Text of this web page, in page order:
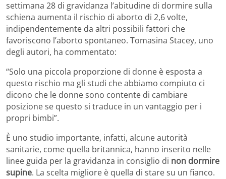
settimana 28 di gravidanza l’abitudine di dormire sulla
schiena aumenta il rischio di aborto di 2,6 volte,
indipendentemente da altri possibili fattori che
favoriscono l’aborto spontaneo. Tomasina Stacey, uno
degli autori, ha commentato:
“Solo una piccola proporzione di donne è esposta a
questo rischio ma gli studi che abbiamo compiuto ci
dicono che le donne sono contente di cambiare
posizione se questo si traduce in un vantaggio per i
propri bimbi”.
È uno studio importante, infatti, alcune autorità
sanitarie, come quella britannica, hanno inserito nelle
linee guida per la gravidanza in consiglio di non dormire
supine. La scelta migliore è quella di stare su un fianco.